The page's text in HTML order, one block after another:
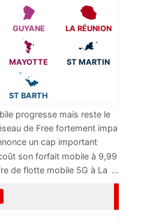
GUYANE LA RÉUNION
MAYOTTE ST MARTIN
ST BARTH
progresse mais reste le
...
de Free fortement impa
un cap important
...
son forfait mobile à 9,99
de flotte mobile 5G à La ...